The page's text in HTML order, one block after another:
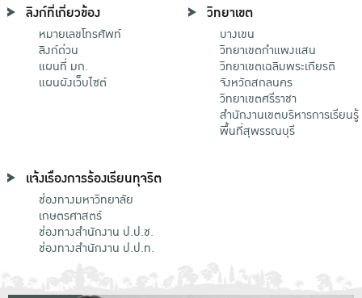
ลิงก์ที่เกี่ยวข้อง
หมายเลขโทรศัพท์
ลิงก์ด่วน
แผนที่ มก.
แผนผังเว็บไซต์
วิทยาเขต
บางเขน
วิทยาเขตกําแพงแสน
วิทยาเขตเฉลิมพระเกียรติ
จังหวัดสกลนคร
วิทยาเขตศรีราชา
สำนักงานเขตบริหารการเรียนรู้
พื้นที่สุพรรณบุรี
แจ้งเรื่องการร้องเรียนทุจริต
ช่องทางมหาวิทยาลัย
เกษตรศาสตร์
ช่องทางสำนักงาน ป.ป.ช.
ช่องทางสำนักงาน ป.ป.ท.